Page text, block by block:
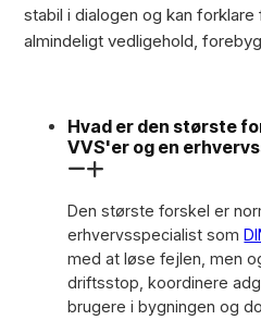
stabil i dialogen og kan
almindeligt vedligehold,
Hvad er den største
VVS'er og en
Den største forskel er
erhvervsspecialist som
med at løse fejlen, men
driftsstop, koordinere
brugere i bygningen og